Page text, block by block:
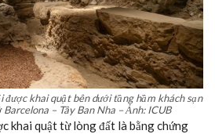
khai quật bên dưới tầng hầm khách sạn
– Tây Ban Nha – Ảnh: ICUB
khai quật từ lòng đất là bằng chứng